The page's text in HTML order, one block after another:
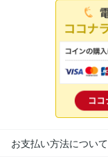
お支払い方法について